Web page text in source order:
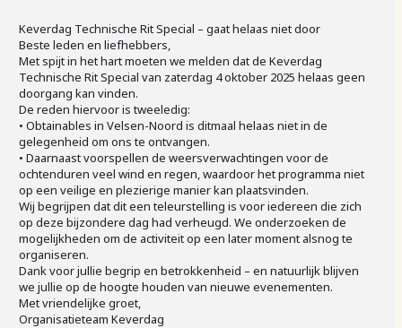
Keverdag Technische Rit Special – gaat helaas niet door
Beste leden en liefhebbers,
Met spijt in het hart moeten we melden dat de Keverdag
Technische Rit Special van zaterdag 4 oktober 2025 helaas geen
doorgang kan vinden.
De reden hiervoor is tweeledig:
• Obtainables in Velsen-Noord is ditmaal helaas niet in de
gelegenheid om ons te ontvangen.
• Daarnaast voorspellen de weersverwachtingen voor de
ochtenduren veel wind en regen, waardoor het programma niet
op een veilige en plezierige manier kan plaatsvinden.
Wij begrijpen dat dit een teleurstelling is voor iedereen die zich
op deze bijzondere dag had verheugd. We onderzoeken de
mogelijkheden om de activiteit op een later moment alsnog te
organiseren.
Dank voor jullie begrip en betrokkenheid – en natuurlijk blijven
we jullie op de hoogte houden van nieuwe evenementen.
Met vriendelijke groet,
Organisatieteam Keverdag